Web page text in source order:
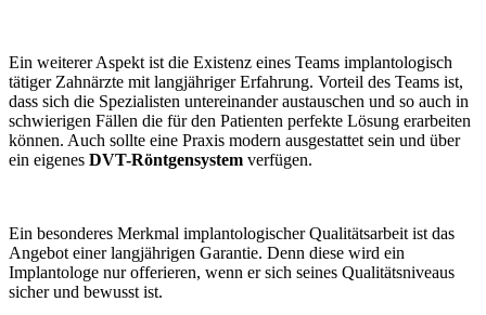
Ein weiterer Aspekt ist die Existenz eines Teams implantologisch
tätiger Zahnärzte mit langjähriger Erfahrung. Vorteil des Teams ist,
dass sich die Spezialisten untereinander austauschen und so auch in
schwierigen Fällen die für den Patienten perfekte Lösung erarbeiten
können. Auch sollte eine Praxis modern ausgestattet sein und über
ein eigenes DVT-Röntgensystem verfügen.
Ein besonderes Merkmal implantologischer Qualitätsarbeit ist das
Angebot einer langjährigen Garantie. Denn diese wird ein
Implantologe nur offerieren, wenn er sich seines Qualitätsniveaus
sicher und bewusst ist.